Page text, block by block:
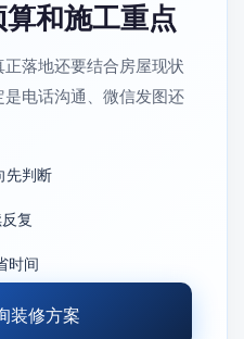
和施工重点
落地还要结合房屋现状
电话沟通、微信发图还
先判断
复
时间
装修方案